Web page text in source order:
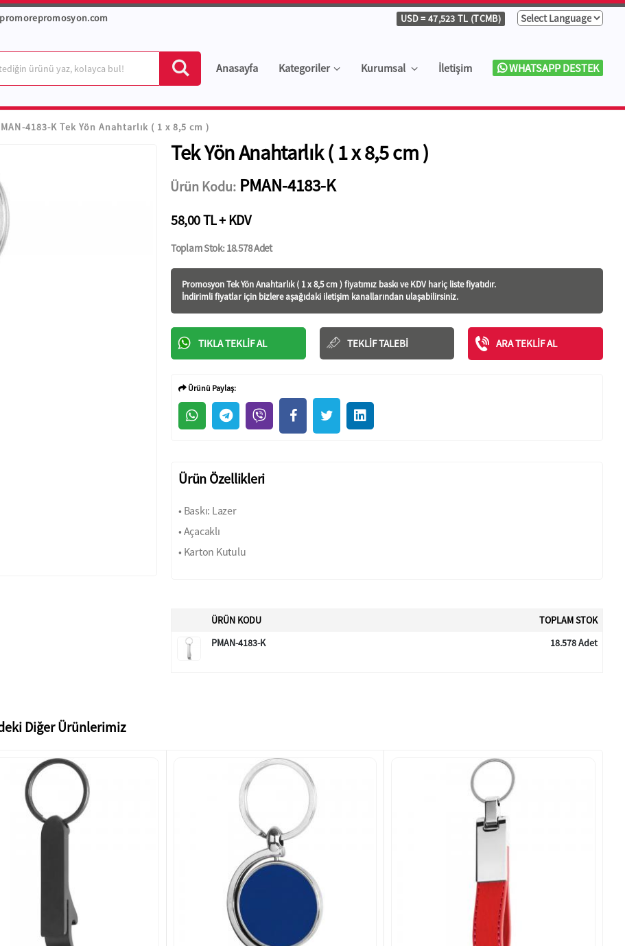
USD= 47,523 TL (TCMB)
Anasayfa Kategoriler Kurumsal İletişim WHATSAPP DESTEK
4183-K Tek Yön Anahtarlık ( 1 x 8,5 cm )
Tek Yön Anahtarlık ( 1 x 8,5 cm )
Ürün Kodu: PMAN-4183-K
58,00 TL + KDV
Toplam Stok: 18.578 Adet
Promosyon Tek Yön Anahtarlık ( 1 x 8,5 cm ) fiyatımız baskı ve KDV hariç liste fiyatıdır.
İndirimli fiyatlar için bizlere aşağıdaki iletişim kanallarından ulaşabilirsiniz.
TIKLA TEKLIF AL TEKLIF TALEBI ARA TEKLIF AL
Ürünü Paylaş:
Ürün Özellikleri
• Baskı: Lazer
• Açacaklı
• Karton Kutulu
ÜRÜN KODU
TOPLAM STOK
PMAN-4183-K
18.578 Adet
Diğer Ürünlerimiz